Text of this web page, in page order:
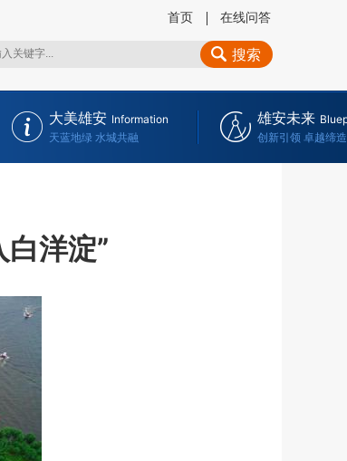
首页 在线问答
搜索
大美雄安 Information
天蓝地绿 水城共融
雄安未来
创新引领 卓越缔造
洋淀”